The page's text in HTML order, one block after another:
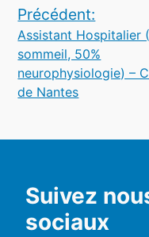
Navigation
de
l’article
Précédent:
Assistant Hospitalier
sommeil, 50%
neurophysiologie) –
de Nantes
Suivez
sociaux